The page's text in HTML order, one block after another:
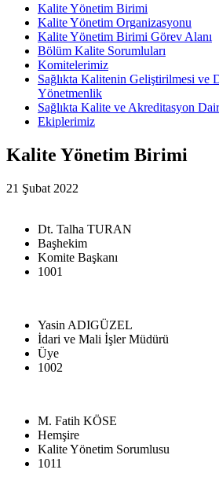
Kalite Yönetim Birimi
Kalite Yönetim Organizasyonu
Kalite Yönetim Birimi Görev Alanı
Bölüm Kalite Sorumluları
Komitelerimiz
Sağlıkta Kalitenin Geliştirilmesi ve
Yönetmenlik
Sağlıkta Kalite ve Akreditasyon
Ekiplerimiz
Kalite Yönetim Birimi
21 Şubat 2022
Dt. Talha TURAN
Başhekim
Komite Başkanı
1001
Yasin ADIGÜZEL
İdari ve Mali İşler Müdürü
Üye
1002
M. Fatih KÖSE
Hemşire
Kalite Yönetim Sorumlusu
1011